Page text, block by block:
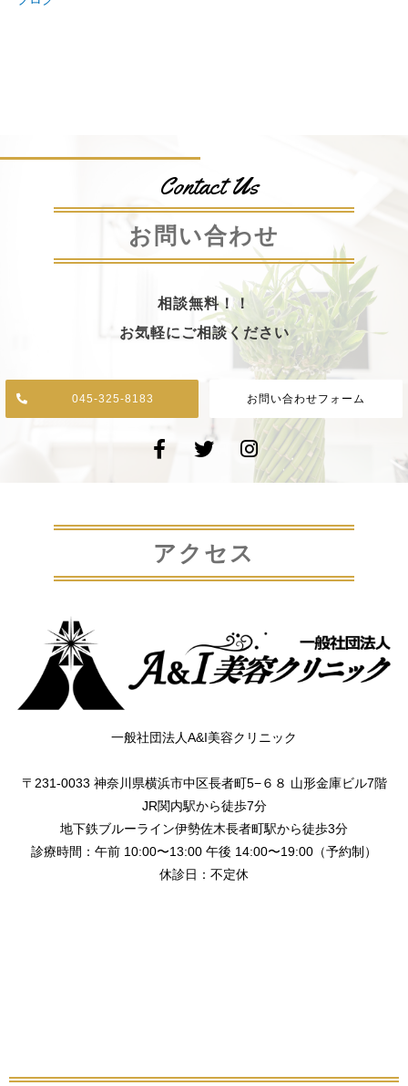
Contact Us
お問い合わせ
相談無料！！
お気軽にご相談ください
045-325-8183 お問い合わせフォーム
アクセス
一般社団法人A&I美容クリニック
〒231-0033 神奈川県横浜市中区長者町5−６８ 山形金庫ビル7階
JR関内駅から徒歩7分
地下鉄ブルーライン伊勢佐木長者町駅から徒歩3分
診療時間：午前 10:00〜13:00 午後 14:00〜19:00（予約制）
休診日：不定休